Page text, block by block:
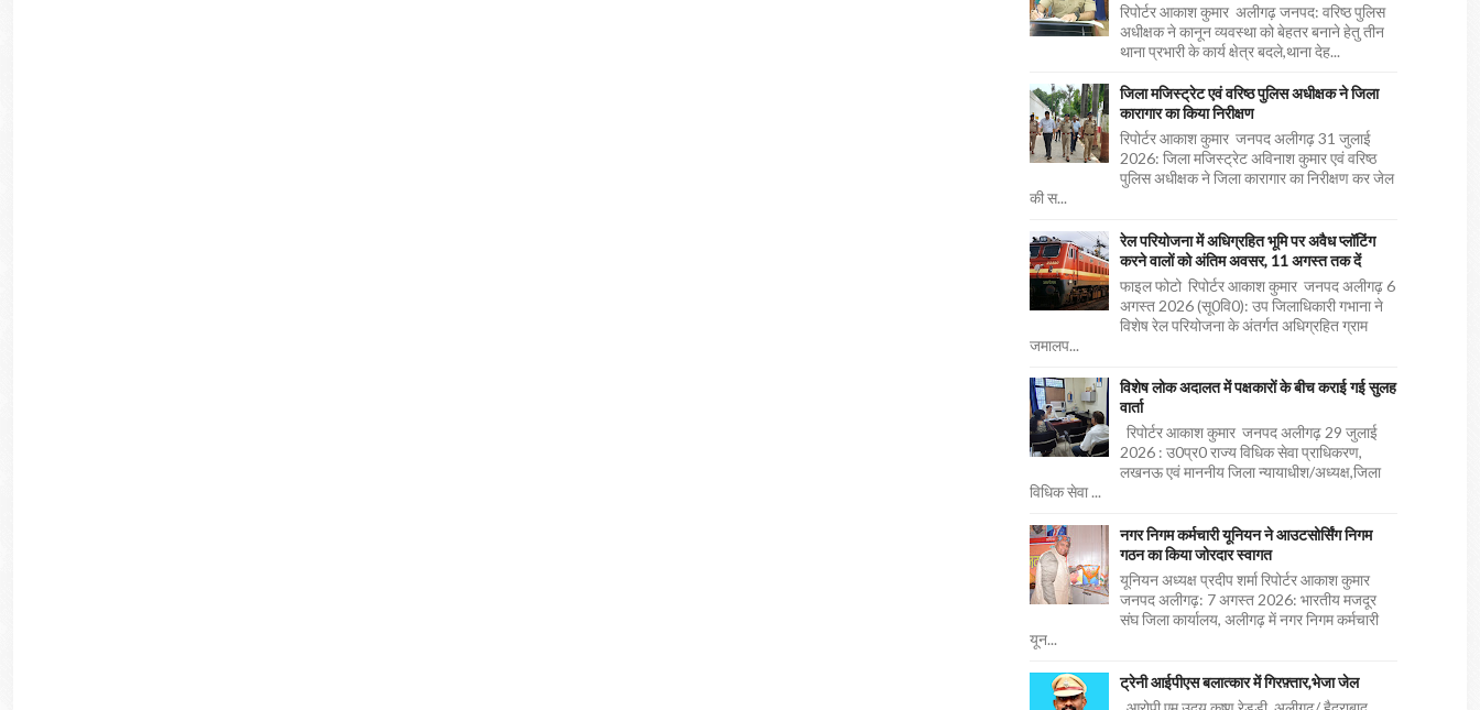
रिपोर्टर आकाश कुमार अलीगढ़ जनपद: वरिष्ठ पुलिस
अधीक्षक ने कानून व्यवस्था को बेहतर बनाने हेतु तीन
थाना प्रभारी के कार्य क्षेत्र बदले,थाना देह...
जिला मजिस्ट्रेट एवं वरिष्ठ पुलिस अधीक्षक ने जिला
कारागार का किया निरीक्षण
रिपोर्टर आकाश कुमार जनपद अलीगढ़ 31 जुलाई
2026: जिला मजिस्ट्रेट अविनाश कुमार एवं वरिष्ठ
पुलिस अधीक्षक ने जिला कारागार का निरीक्षण कर जेल
की स...
रेल परियोजना में अधिग्रहित भूमि पर अवैध प्लॉटिंग
करने वालों को अंतिम अवसर, 11 अगस्त तक दें
फाइल फोटो रिपोर्टर आकाश कुमार जनपद अलीगढ़ 6
अगस्त 2026 (सू0वि0): उप जिलाधिकारी गभाना ने
विशेष रेल परियोजना के अंतर्गत अधिग्रहित ग्राम
जमालप...
विशेष लोक अदालत में पक्षकारों के बीच कराई गई सुलह
वार्ता
रिपोर्टर आकाश कुमार जनपद अलीगढ़ 29 जुलाई
2026 : उ0प्र0 राज्य विधिक सेवा प्राधिकरण,
लखनऊ एवं माननीय जिला न्यायाधीश/अध्यक्ष,जिला
विधिक सेवा ...
नगर निगम कर्मचारी यूनियन ने आउटसोर्सिंग निगम
गठन का किया जोरदार स्वागत
यूनियन अध्यक्ष प्रदीप शर्मा रिपोर्टर आकाश कुमार
जनपद अलीगढ़: 7 अगस्त 2026: भारतीय मजदूर
संघ जिला कार्यालय, अलीगढ़ में नगर निगम कर्मचारी
यून...
ट्रेनी आईपीएस बलात्कार में गिरफ़्तार,भेजा जेल